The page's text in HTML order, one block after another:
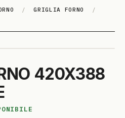
/ GRIGLIA FORNO
/
420X388